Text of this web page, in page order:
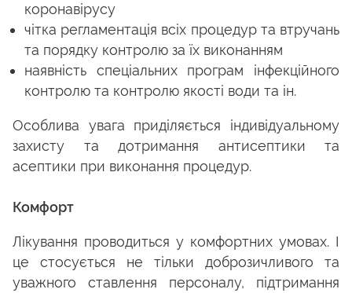
коронавірусу
чітка регламентація всіх процедур та втручань
та порядку контролю за їх виконанням
наявність спеціальних програм інфекційного
контролю та контролю якості води та ін.
Особлива увага приділяється індивідуальному
захисту та дотримання антисептики та
асептики при виконання процедур.
Комфорт
Лікування проводиться у комфортних умовах. І
це стосується не тільки доброзичливого та
уважного ставлення персоналу, підтримання